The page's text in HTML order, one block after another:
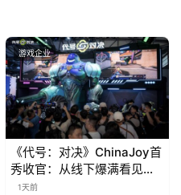
游戏企业
《代号：对决》ChinaJoy首
秀收官：从线下爆满看见玩
家的真实期待
1天前